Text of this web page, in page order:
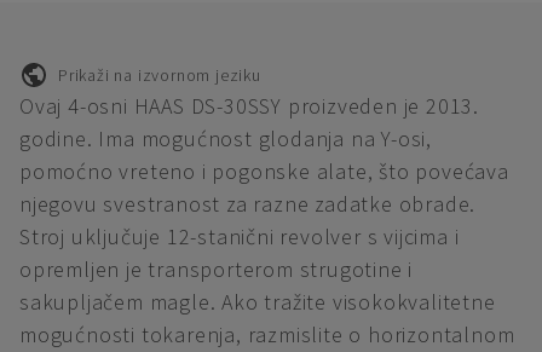
Prikaži na izvornom jeziku
Ovaj 4-osni HAAS DS-30SSY proizveden je 2013.
godine. Ima mogućnost glodanja na Y-osi,
pomoćno vreteno i pogonske alate, što povećava
njegovu svestranost za razne zadatke obrade.
Stroj uključuje 12-stanični revolver s vijcima i
opremljen je transporterom strugotine i
sakupljačem magle. Ako tražite visokokvalitetne
mogućnosti tokarenja, razmislite o horizontalnom